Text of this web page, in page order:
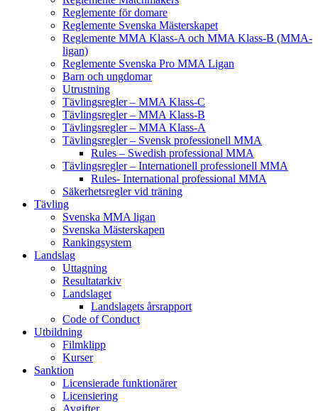
Reglemente för domare
Reglemente Svenska Mästerskapet
Reglemente MMA Klass-A och MMA Klass-B (MMA-
ligan)
Reglemente Svenska Pro MMA Ligan
Barn och ungdomar
Utrustning
Tävlingsregler – MMA Klass-C
Tävlingsregler – MMA Klass-B
Tävlingsregler – MMA Klass-A
Tävlingsregler – Svensk professionell MMA
Rules – Swedish professional MMA
Tävlingsregler – Internationell professionell MMA
Rules- International professional MMA
Säkerhetsregler vid träning
Tävling
Svenska MMA ligan
Svenska Mästerskapen
Rankingsystem
Landslag
Uttagning
Resultatarkiv
Landslaget
Landslagets årsrapport
Code of Conduct
Utbildning
Filmklipp
Kurser
Sanktion
Licensierade funktionärer
Licensiering
Avgifter